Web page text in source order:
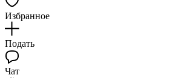
Избранное
Подать
Чат